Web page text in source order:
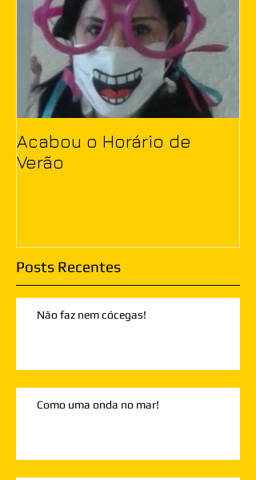
Acabou o Horário de
Verão
Posts Recentes
Não faz nem cócegas!
Como uma onda no mar!